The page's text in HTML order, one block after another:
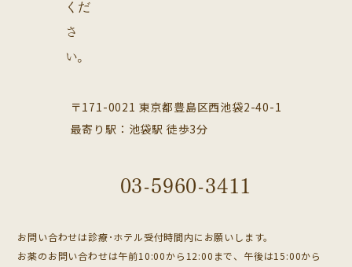
〒171-0021 東京都豊島区西池袋2-40-1
最寄り駅：池袋駅 徒歩3分
03-5960-3411
お問い合わせは診療･ホテル受付時間内にお願いします。
お薬のお問い合わせは午前10:00から12:00まで、午後は15:00から